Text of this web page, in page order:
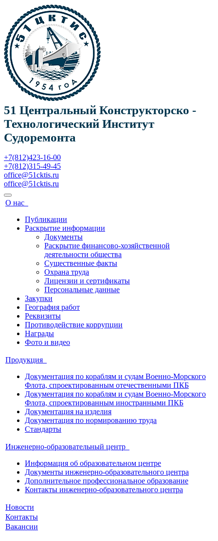
51 Центральный Конструкторско -
Технологический Институт
Судоремонта
+7(812)423-16-00
+7(812)315-49-45
office@51cktis.ru
office@51cktis.ru
О нас
Публикации
Раскрытие информации
Документы
Раскрытие финансово-хозяйственной
деятельности общества
Существенные факты
Охрана труда
Лицензии и сертификаты
Персональные данные
Закупки
География работ
Реквизиты
Противодействие коррупции
Награды
Фото и видео
Продукция
Документация по кораблям и судам Военно-Морского
Флота, спроектированным отечественными ПКБ
Документация по кораблям и судам Военно-Морского
Флота, спроектированным иностранными ПКБ
Документация на изделия
Документация по нормированию труда
Стандарты
Инженерно-образовательный центр
Информация об образовательном центре
Документы инженерно-образовательного центра
Дополнительное профессиональное образование
Контакты инженерно-образовательного центра
Новости
Контакты
Вакансии